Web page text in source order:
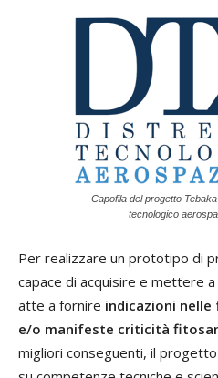
Capofila del progetto
tecnologico
Per realizzare un prototipo di
capace di acquisire e mettere
atte a fornire indicazioni
e/o manifeste criticità
migliori conseguenti, il